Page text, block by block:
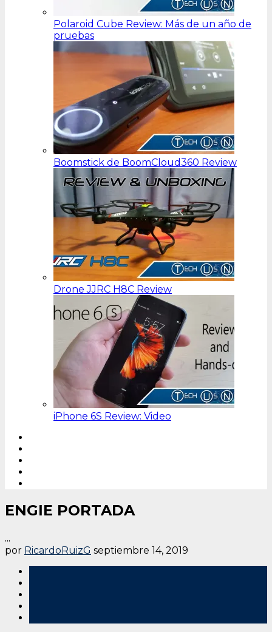
Polaroid Cube Review: Más de un año de
pruebas
Boomstick de BoomCloud360 Review
Drone JJRC H8C Review
iPhone 6S Review: Video
ENGIE PORTADA
...
por RicardoRuizG septiembre 14, 2019